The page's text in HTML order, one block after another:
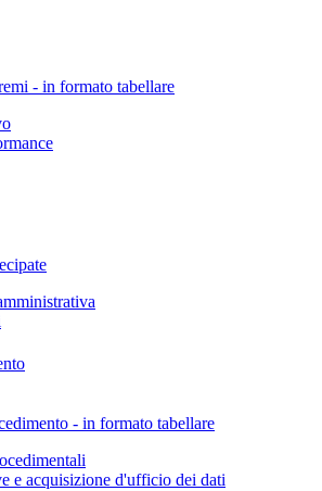
- in formato tabellare
- in formato tabellare
e acquisizione d'ufficio dei dati